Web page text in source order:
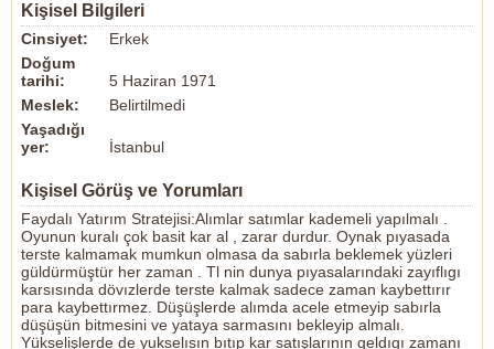
Kişisel Bilgileri
Cinsiyet:
Erkek
Doğum
tarihi:
5 Haziran 1971
Meslek:
Belirtilmedi
Yaşadığı
yer:
İstanbul
Kişisel Görüş ve Yorumları
Faydalı Yatırım Stratejisi:Alımlar satımlar kademeli yapılmalı .
Oyunun kuralı çok basit kar al , zarar durdur. Oynak pıyasada
terste kalmamak mumkun olmasa da sabırla beklemek yüzleri
güldürmüştür her zaman . Tl nin dunya pıyasalarındaki zayıflıgı
karsısında dövızlerde terste kalmak sadece zaman kaybettırır
para kaybettırmez. Düşüşlerde alımda acele etmeyip sabırla
düşüşün bitmesini ve yataya sarmasını bekleyip almalı.
Yükselişlerde de yukselısın bıtıp kar satışlarının geldıgı zamanı